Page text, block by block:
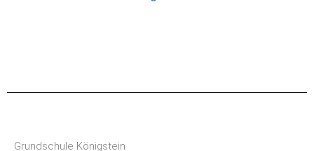
Grundschule Königstein